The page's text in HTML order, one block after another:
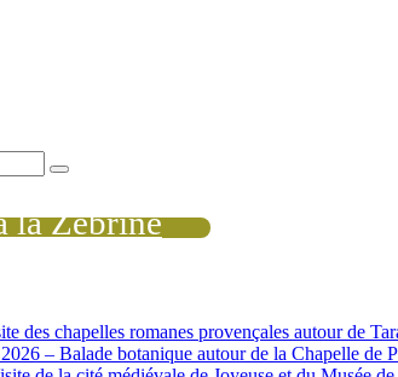
la Zébrine
des chapelles romanes provençales autour de
– Balade botanique autour de la Chapelle de